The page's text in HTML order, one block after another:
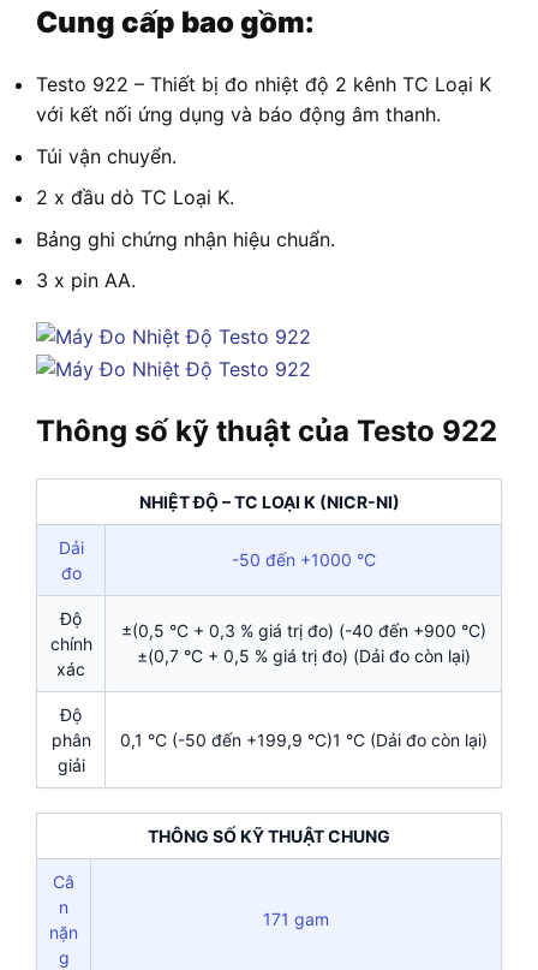
Cung cấp bao gồm:
Testo 922 – Thiết bị đo nhiệt độ 2 kênh TC Loại K
với kết nối ứng dụng và báo động âm thanh.
Túi vận chuyển.
2 x đầu dò TC Loại K.
Bảng ghi chứng nhận hiệu chuẩn.
3 x pin AA.
Thông số kỹ thuật của Testo 922
NHIỆT ĐỘ – TC LOẠI K (NICR-NI)
Dải
đo
-50 đến +1000 °C
Độ
chính
xác
±(0,5 °C + 0,3 % giá trị đo) (-40 đến +900 °C)
±(0,7 °C + 0,5 % giá trị đo) (Dải đo còn lại)
Độ
phân
giải
0,1 °C (-50 đến +199,9 °C)1 °C (Dải đo còn lại)
THÔNG SỐ KỸ THUẬT CHUNG
Câ
n
nặn
g
171 gam